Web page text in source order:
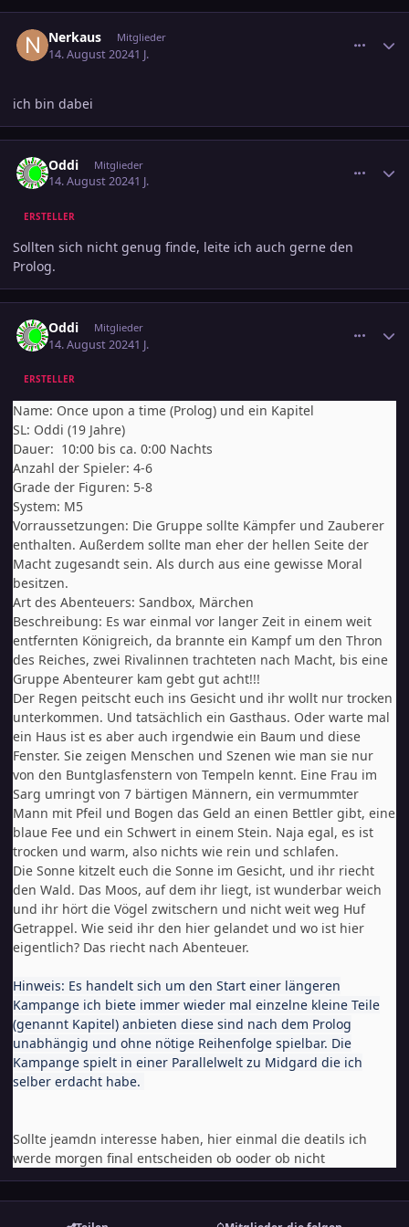
Nerkaus Mitglieder
14. August 20241 J.
ich bin dabei
Oddi Mitglieder
14. August 20241 J.
ERSTELLER
Sollten sich nicht genug finde, leite ich auch gerne den
Prolog.
Oddi Mitglieder
14. August 20241 J.
ERSTELLER
Name: Once upon a time (Prolog) und ein Kapitel
SL: Oddi (19 Jahre)
Dauer: 10:00 bis ca. 0:00 Nachts
Anzahl der Spieler: 4-6
Grade der Figuren: 5-8
System: M5
Vorraussetzungen: Die Gruppe sollte Kämpfer und Zauberer
enthalten. Außerdem sollte man eher der hellen Seite der
Macht zugesandt sein. Als durch aus eine gewisse Moral
besitzen.
Art des Abenteuers: Sandbox, Märchen
Beschreibung: Es war einmal vor langer Zeit in einem weit
entfernten Königreich, da brannte ein Kampf um den Thron
des Reiches, zwei Rivalinnen trachteten nach Macht, bis eine
Gruppe Abenteurer kam gebt gut acht!!!
Der Regen peitscht euch ins Gesicht und ihr wollt nur trocken
unterkommen. Und tatsächlich ein Gasthaus. Oder warte mal
ein Haus ist es aber auch irgendwie ein Baum und diese
Fenster. Sie zeigen Menschen und Szenen wie man sie nur
von den Buntglasfenstern von Tempeln kennt. Eine Frau im
Sarg umringt von 7 bärtigen Männern, ein vermummter
Mann mit Pfeil und Bogen das Geld an einen Bettler gibt, eine
blaue Fee und ein Schwert in einem Stein. Naja egal, es ist
trocken und warm, also nichts wie rein und schlafen.
Die Sonne kitzelt euch die Sonne im Gesicht, und ihr riecht
den Wald. Das Moos, auf dem ihr liegt, ist wunderbar weich
und ihr hört die Vögel zwitschern und nicht weit weg Huf
Getrappel. Wie seid ihr den hier gelandet und wo ist hier
eigentlich? Das riecht nach Abenteuer.
Hinweis: Es handelt sich um den Start einer längeren
Kampange ich biete immer wieder mal einzelne kleine Teile
(genannt Kapitel) anbieten diese sind nach dem Prolog
unabhängig und ohne nötige Reihenfolge spielbar. Die
Kampange spielt in einer Parallelwelt zu Midgard die ich
selber erdacht habe.
Sollte jeamdn interesse haben, hier einmal die deatils ich
werde morgen final entscheiden ob ooder ob nicht